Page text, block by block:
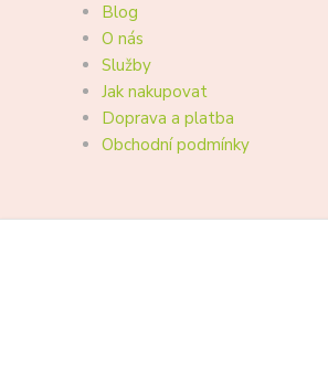
Blog
O nás
Služby
Jak nakupovat
Doprava a platba
Obchodní podmínky